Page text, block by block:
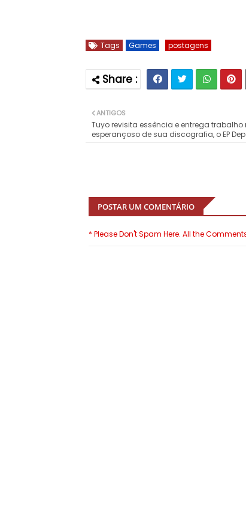
Tags Games postagens
ANTIGOS
Tuyo revisita essência e entrega trabalho
esperançoso de sua discografia, o EP
POSTAR UM COMENTÁRIO
* Please Don't Spam Here. All the